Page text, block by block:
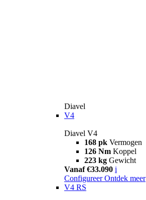
Diavel
V4
Diavel V4
168 pk Vermogen
126 Nm Koppel
223 kg Gewicht
Vanaf €33.090 i
Configureer Ontdek meer
V4 RS